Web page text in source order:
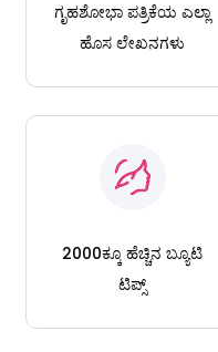
ಗೃಹಶೋಭಾ ಪತ್ರಿಕೆಯ ಎಲ್ಲಾ
ಹೊಸ ಲೇಖನಗಳು
2000ಕ್ಕೂ ಹೆಚ್ಚಿನ ಬ್ಯೂಟಿ
ಟಿಪ್ಸ್